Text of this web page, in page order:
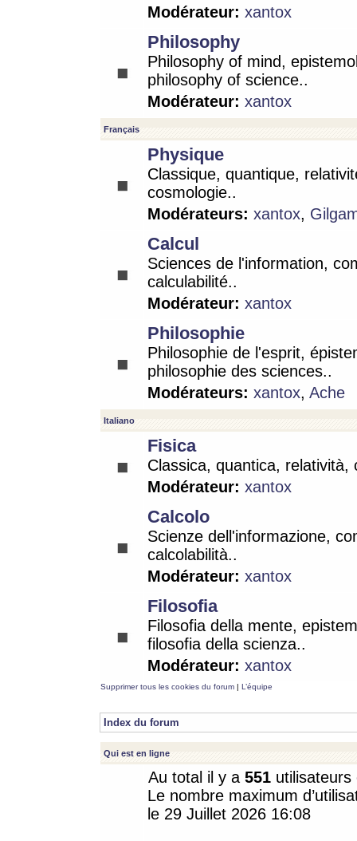
Modérateur: xantox
Philosophy
Philosophy of mind,
philosophy of science..
Modérateur: xantox
Français
Physique
Classique, quantique,
cosmologie..
Modérateurs: xantox,
Calcul
Sciences de l'information,
calculabilité..
Modérateur: xantox
Philosophie
Philosophie de l'esprit,
philosophie des sciences..
Modérateurs: xantox, Ache
Italiano
Fisica
Classica, quantica, relatività,
Modérateur: xantox
Calcolo
Scienze dell'informazione,
calcolabilità..
Modérateur: xantox
Filosofia
Filosofia della mente,
filosofia della scienza..
Modérateur: xantox
Supprimer tous les cookies du forum | L’équipe
Index du forum
Qui est en ligne
Au total il y a 551
Le nombre maximum
le 29 Juillet 2026 16:08